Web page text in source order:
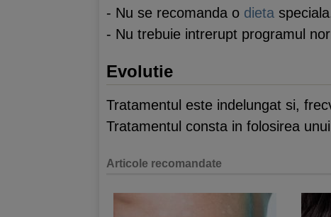
- Nu se recomanda o dieta
- Nu trebuie intrerupt programul
Evolutie
Tratamentul este indelungat si,
Tratamentul consta in folosirea unui
Articole recomandate